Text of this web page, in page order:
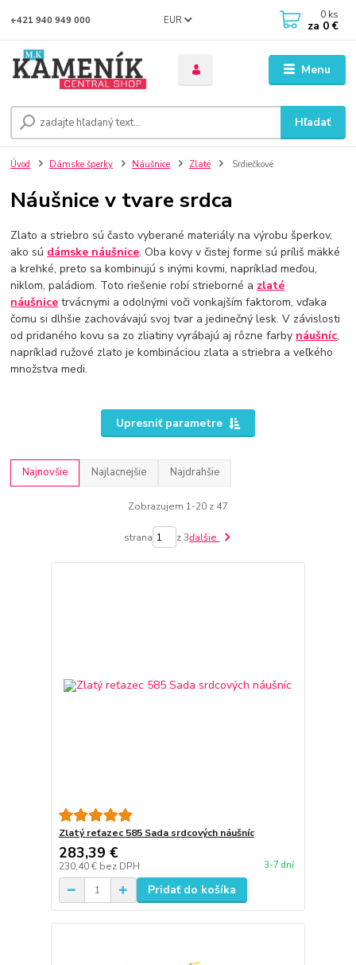
Menu
EUR
Hľadať
+421 940 949 000 0 ks
za 0 €
Úvod Dámske šperky Náušnice Zlaté Srdiečkové
Náušnice v tvare srdca
Zlato a striebro sú často vyberané materiály na výrobu šperkov,
ako sú dámske náušnice. Oba kovy v čistej forme sú príliš mäkké
a krehké, preto sa kombinujú s inými kovmi, napríklad meďou,
niklom, paládiom. Toto riešenie robí strieborné a zlaté
náušnice trvácnymi a odolnými voči vonkajším faktorom, vďaka
čomu si dlhšie zachovávajú svoj tvar a jedinečný lesk. V závislosti
od pridaného kovu sa zo zliatiny vyrábajú aj rôzne farby náušníc,
napríklad ružové zlato je kombináciou zlata a striebra a veľkého
množstva medi.
Upresniť parametre
Najnovšie Najlacnejšie Najdrahšie
Zobrazujem 1-20 z 47
strana z 3ďalšie
Zlatý reťazec 585 Sada srdcových náušníc
283,39 €
230,40 € bez DPH 3-7 dní
Pridať do košíka